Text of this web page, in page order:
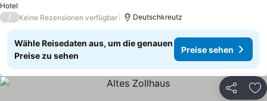
Hotel
/ Keine Rezensionen verfügbar Deutschkreutz
Wähle Reisedaten aus, um die genauen
Preise zu sehen
Preise sehen
Teilen